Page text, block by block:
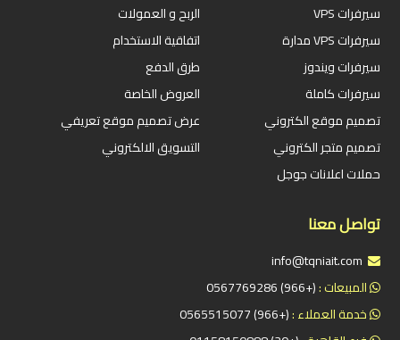
سيرفرات VPS
سيرفرات VPS مدارة
سيرفرات ويندوز
سيرفرات كاملة
تصميم موقع الكتروني
تصميم متجر الكتروني
حملات اعلانات جوجل
الربح و العمولات
اتفاقية الاستخدام
طرق الدفع
العروض الخاصة
عرض تصميم موقع تعريفي
التسويق الالكتروني
تواصل معنا
المبيعات :(+966) 0567769286
خدمة العملاء :(+966) 0565515077